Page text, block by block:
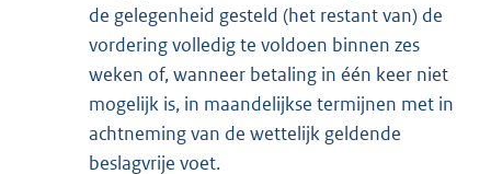
de gelegenheid gesteld (het restant van) de
vordering volledig te voldoen binnen zes
weken of, wanneer betaling in één keer niet
mogelijk is, in maandelijkse termijnen met in
achtneming van de wettelijk geldende
beslagvrije voet.